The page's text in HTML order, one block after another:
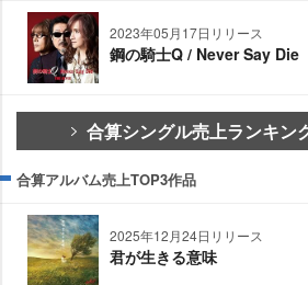
2023年05月17日リリース
鋼の騎士Q / Never Say Die
合算シングル売上ランキン
合算アルバム売上TOP3作品
2025年12月24日リリース
君が生きる意味